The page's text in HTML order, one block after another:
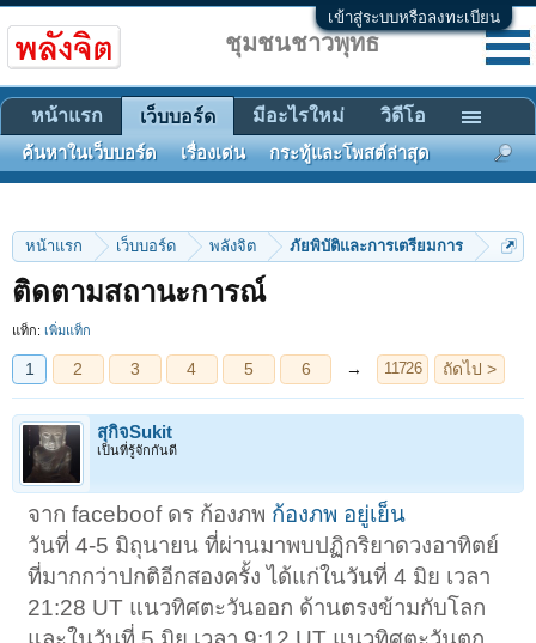
เข้าสู่ระบบหรือลงทะเบียน
หน้าแรก เว็บบอร์ด พลังจิต ภัยพิบัติและการเตรียมการ
ติดตามสถานะการณ์
แท็ก: เพิ่มแท็ก
1 2 3 4 5 6 → 11726 ถัดไป >
สุกิจSukit
เป็นที่รู้จักกันดี
จาก faceboof ดร ก้องภพ ก้องภพ อยู่เย็น
วันที่ 4-5 มิถุนายน ที่ผ่านมาพบปฏิกริยาดวงอาทิตย์
ที่มากกว่าปกติอีกสองครั้ง ได้แก่ในวันที่ 4 มิย เวลา
21:28 UT แนวทิศตะวันออก ด้านตรงข้ามกับโลก
ชุมชนชาวพุทธ
หน้าแรก เว็บบอร์ด
ค้นหาในเว็บบอร์ด เรื่องเด่น กระทู้และโพสต์ล่าสุด
มีอะไรใหม่ วิดีโอ